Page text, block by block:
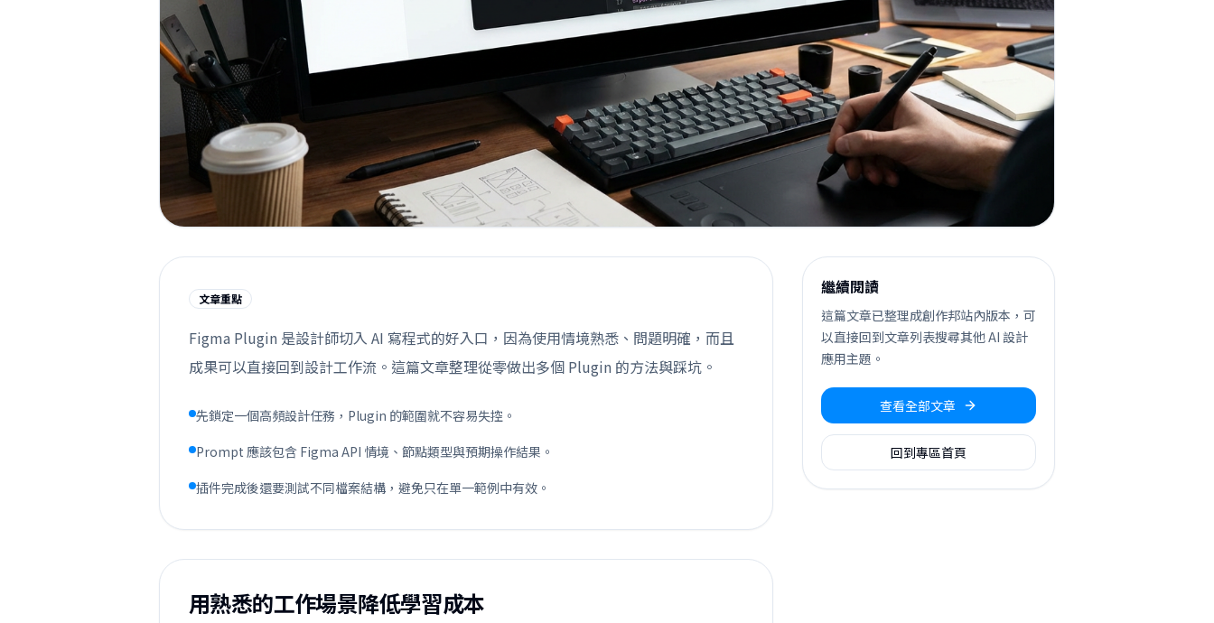
文章重點
Figma Plugin 是設計師切入 AI 寫程式的好入口，因為使用情境熟悉、問題明確，而且
成果可以直接回到設計工作流。這篇文章整理從零做出多個 Plugin 的方法與踩坑。
先鎖定一個高頻設計任務，Plugin 的範圍就不容易失控。
Prompt 應該包含 Figma API 情境、節點類型與預期操作結果。
插件完成後還要測試不同檔案結構，避免只在單一範例中有效。
用熟悉的工作場景降低學習成本
繼續閱讀
這篇文章已整理成創作邦站內版本，可
以直接回到文章列表搜尋其他 AI 設計
應用主題。
查看全部文章
回到專區首頁